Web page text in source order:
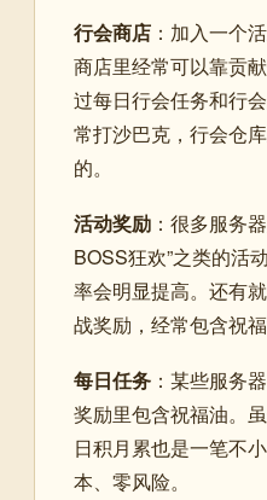
行会商店 ：加入一个
商店里经常可以靠贡
过每日行会任务和行
常打沙巴克，行会仓
的。
活动奖励 ：很多服务
BOSS狂欢”之类的活
率会明显提高。还有
战奖励，经常包含祝福
每日任务 ：某些服务
奖励里包含祝福油。
日积月累也是一笔不
本、零风险。